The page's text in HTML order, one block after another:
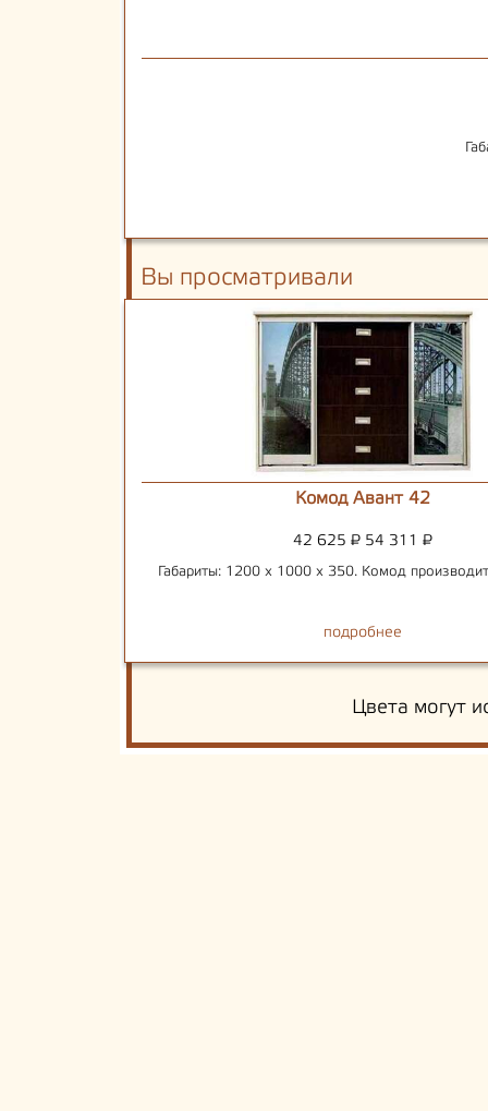
Вы просматривали
Комод Авант 42
42 625 ₽ 54 311 ₽
Габариты: 1200 х 1000 х 350. Комод
подробнее
Цвета могут